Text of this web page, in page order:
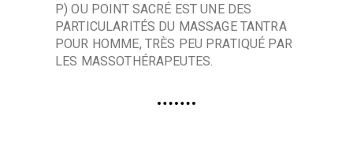
P) OU POINT SACRÉ EST UNE DES
PARTICULARITÉS DU MASSAGE TANTRA
POUR HOMME, TRÈS PEU PRATIQUÉ PAR
LES MASSOTHÉRAPEUTES.